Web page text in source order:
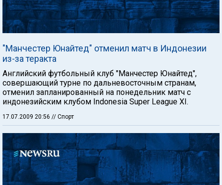
"Манчестер Юнайтед" отменил матч в Индонезии
из-за теракта
Английский футбольный клуб "Манчестер Юнайтед",
совершающий турне по дальневосточным странам,
отменил запланированный на понедельник матч с
индонезийским клубом Indonesia Super League XI.
17.07.2009 20:56 // Спорт